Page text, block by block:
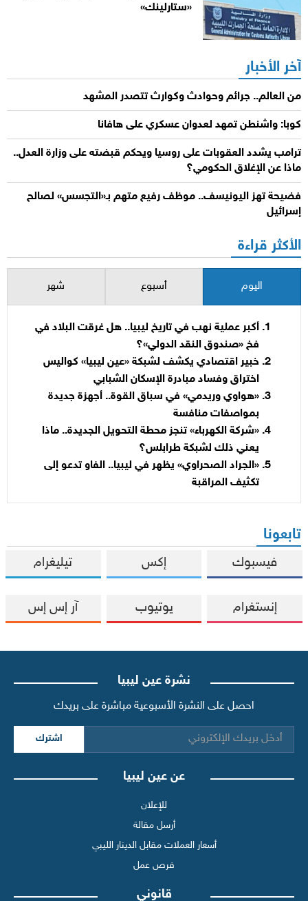
«ستارلينك»
آخر الأخبار
من العالم.. جرائم وحوادث وكوارث تتصدر المشهد
كوبا: واشنطن تمهد لعدوان عسكري على هافانا
ترامب يشدد العقوبات على روسيا ويحكم قبضته على وزارة العدل..
ماذا عن الإغلاق الحكومي؟
فضيحة تهز اليونيسف.. موظف رفيع متهم بـ«التجسس» لصالح
إسرائيل
الأكثر قراءة
اليوم أسبوع شهر
أكبر عملية نهب في تاريخ ليبيا.. هل غرقت البلاد في
فخ «صندوق النقد الدولي»؟
خبير اقتصادي يكشف لشبكة «عين ليبيا» كواليس
اختراق وفساد مبادرة الإسكان الشبابي
«هواوي وريدمي» في سباق القوة.. أجهزة جديدة
بمواصفات منافسة
«شركة الكهرباء» تنجز محطة التحويل الجديدة.. ماذا
يعني ذلك لشبكة طرابلس؟
«الجراد الصحراوي» يظهر في ليبيا.. الفاو تدعو إلى
تكثيف المراقبة
تابعونا
فيسبوك إكس تيليغرام
إنستغرام يوتيوب آر إس إس
نشرة عين ليبيا
احصل على النشرة الأسبوعية مباشرة على بريدك
اشترك
عن عين ليبيا
للإعلان
أرسل مقالة
أسعار العملات مقابل الدينار الليبي
فرص عمل
قانوني